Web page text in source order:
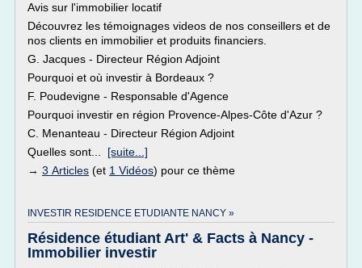
Avis sur l'immobilier locatif
Découvrez les témoignages videos de nos conseillers et de
nos clients en immobilier et produits financiers.
G. Jacques - Directeur Région Adjoint
Pourquoi et où investir à Bordeaux ?
F. Poudevigne - Responsable d'Agence
Pourquoi investir en région Provence-Alpes-Côte d'Azur ?
C. Menanteau - Directeur Région Adjoint
Quelles sont... [suite...]
→ 3 Articles (et 1 Vidéos) pour ce thème
INVESTIR RESIDENCE ETUDIANTE NANCY »
Résidence étudiant Art' & Facts à Nancy -
Immobilier investir